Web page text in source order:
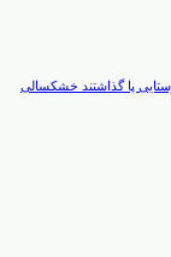
پا گذاشتند خشکسالی